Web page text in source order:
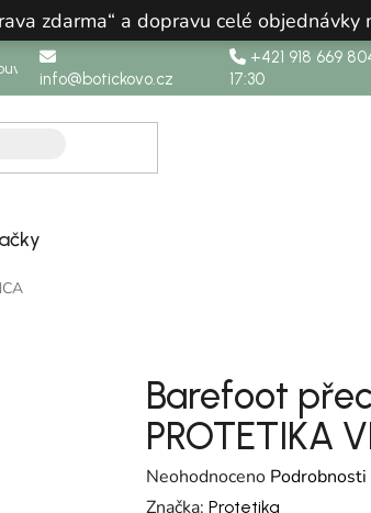
zdarma“ a dopravu celé objednávky
info@botickovo.cz
+421 918 669
17:30
Barefoot
PROTETIKA
Průměrné hodnocení
Neohodnoceno
Značka:Protetika